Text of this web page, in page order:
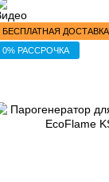
БЕСПЛАТНАЯ ДОСТАВКА
0% РАССРОЧКА